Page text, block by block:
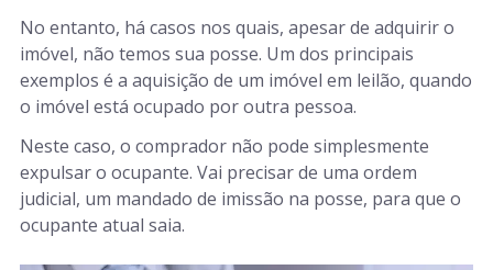
No entanto, há casos nos quais, apesar de adquirir o
imóvel, não temos sua posse. Um dos principais
exemplos é a aquisição de um imóvel em leilão, quando
o imóvel está ocupado por outra pessoa.
Neste caso, o comprador não pode simplesmente
expulsar o ocupante. Vai precisar de uma ordem
judicial, um mandado de imissão na posse, para que o
ocupante atual saia.